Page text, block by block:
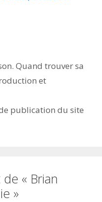
Quand trouver sa
et
publication du site
« Brian
»